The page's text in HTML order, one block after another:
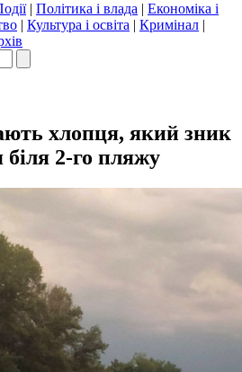
| Політика і влада | Економіка і
| Культура і освіта | Кримінал |
хлопця, який зник
біля 2-го пляжу